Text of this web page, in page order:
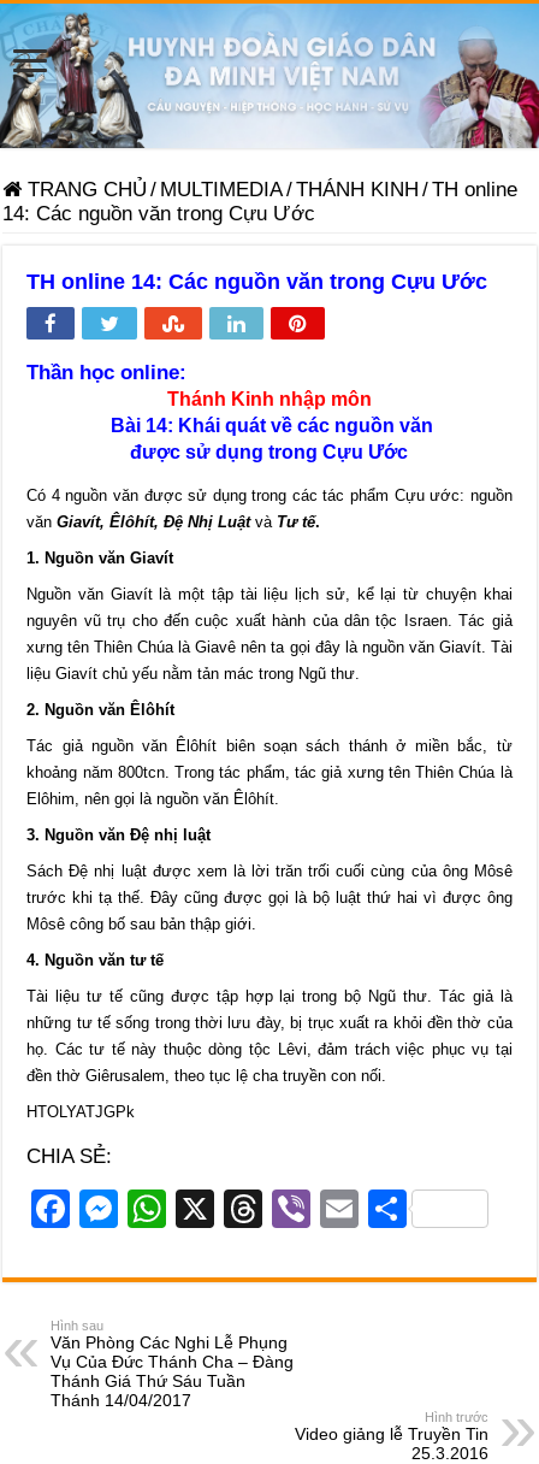
TRANG CHỦ / MULTIMEDIA/THÁNH KINH /TH online
14: Các nguồn văn trong Cựu Ước
TH online 14: Các nguồn văn trong Cựu Ước
Thần học online:
Thánh Kinh nhập môn
Bài 14: Khái quát về các nguồn văn
được sử dụng trong Cựu Ước
Có 4 nguồn văn được sử dụng trong các tác phẩm Cựu ước: nguồn
vănGiavít, Êlôhít, Đệ Nhị Luậtvà Tư tế.
1. Nguồn văn Giavít
Nguồn văn Giavít là một tập tài liệu lịch sử, kể lại từ chuyện khai
nguyên vũ trụ cho đến cuộc xuất hành của dân tộc Israen. Tác giả
xưng tên Thiên Chúa là Giavê nên ta gọi đây là nguồn văn Giavít. Tài
liệu Giavít chủ yếu nằm tản mác trong Ngũ thư.
2. Nguồn văn Êlôhít
Tác giả nguồn văn Êlôhít biên soạn sách thánh ở miền bắc, từ
khoảng năm 800tcn. Trong tác phẩm, tác giả xưng tên Thiên Chúa là
Elôhim, nên gọi là nguồn văn Êlôhít.
3. Nguồn văn Đệ nhị luật
Sách Đệ nhị luật được xem là lời trăn trối cuối cùng của ông Môsê
trước khi tạ thế. Đây cũng được gọi là bộ luật thứ hai vì được ông
Môsê công bố sau bản thập giới.
4. Nguồn văn tư tế
Tài liệu tư tế cũng được tập hợp lại trong bộ Ngũ thư. Tác giả là
những tư tế sống trong thời lưu đày, bị trục xuất ra khỏi đền thờ của
họ. Các tư tế này thuộc dòng tộc Lêvi, đảm trách việc phục vụ tại
đền thờ Giêrusalem, theo tục lệ cha truyền con nối.
HTOLYATJGPk
CHIA SẺ:
F
c
e
b
o
M
ss
n
g
W
at
A
p
X
T
e
d
Vi
er
E
ail
S
ar
Hình sau
Văn Phòng Các Nghi Lễ Phụng
Vụ Của Đức Thánh Cha – Đàng
Thánh Giá Thứ Sáu Tuần
Thánh 14/04/2017
Hình trước
Video giảng lễ Truyền Tin
25.3.2016